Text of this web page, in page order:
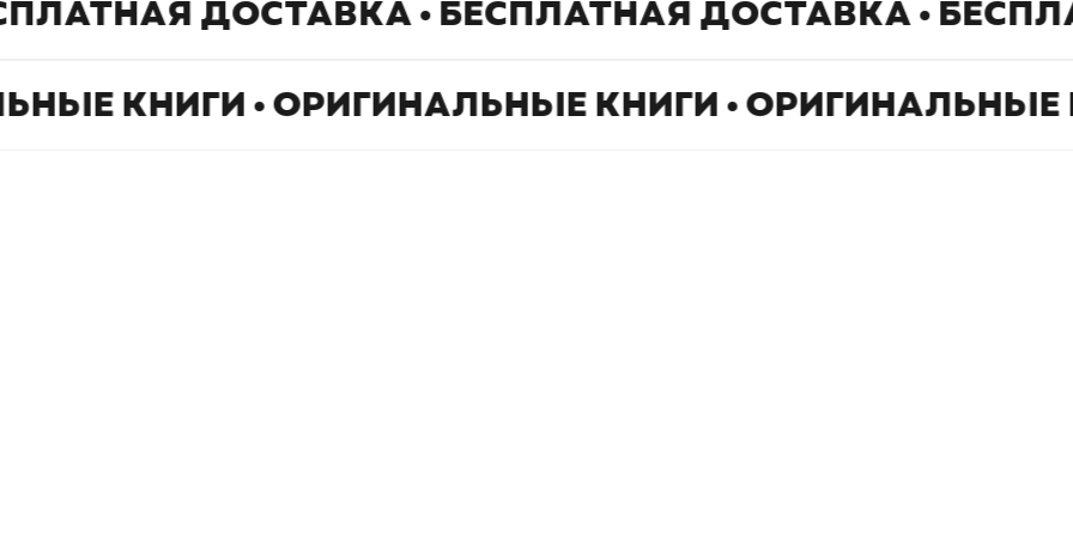
ДОСТАВКА • БЕСПЛАТНАЯ ДОСТАВКА •
КНИГИ • ОРИГИНАЛЬНЫЕ КНИГИ •
Book Hunter © 2026